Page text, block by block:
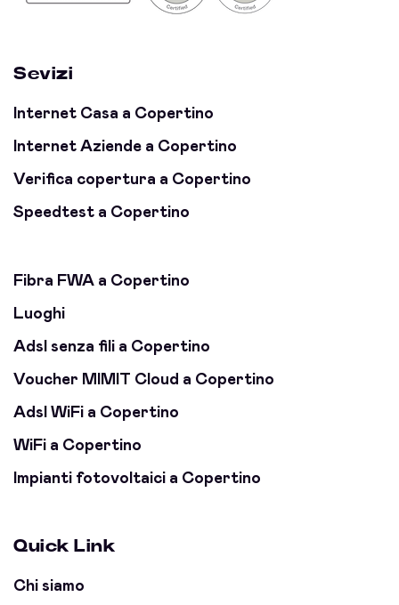
Sevizi
Internet Casa a Copertino
Internet Aziende a Copertino
Verifica copertura a Copertino
Speedtest a Copertino
Fibra FWA a Copertino
Luoghi
Adsl senza fili a Copertino
Voucher MIMIT Cloud a Copertino
Adsl WiFi a Copertino
WiFi a Copertino
Impianti fotovoltaici a Copertino
Quick Link
Chi siamo